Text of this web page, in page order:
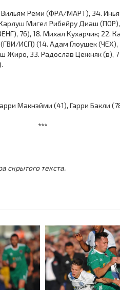
Реми (ФРА/МАРТ), 34.
Мигел Рибейру Диаш
76), 18. Михал Кухарчик; 22.
ИСП) (14. Адам Глоушек (ЧЕХ),
Жиро, 33. Радослав Цежняк (в),
Макнэйми (41), Гарри Бакли
***
скрытого текста.